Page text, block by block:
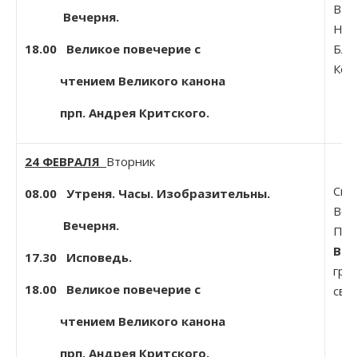
Вечерня.
18.00 Великое повечерие с
чтением Великого канона
прп. Андрея Критского.
24 ФЕВРАЛЯ Вторник
08.00 Утреня. Часы. Изобразительны.
Вечерня.
17.30 Исповедь.
18.00 Великое повечерие с
чтением Великого канона
прп. Андрея Критского.